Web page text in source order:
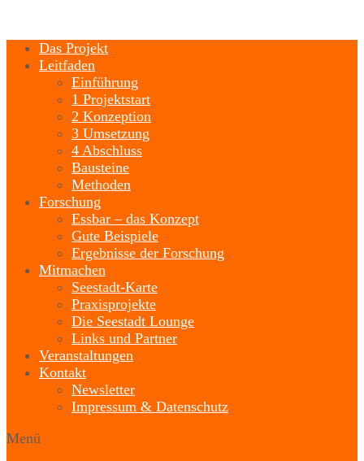
Das Projekt
Leitfaden
Einführung
1 Projektstart
2 Konzeption
3 Umsetzung
4 Abschluss
Bausteine
Methoden
Forschung
Essbar – das Konzept
Gute Beispiele
Ergebnisse der Forschung
Mitmachen
Seestadt-Karte
Praxisprojekte
Die Seestadt Lounge
Links und Partner
Veranstaltungen
Kontakt
Newsletter
Impressum & Datenschutz
Menü